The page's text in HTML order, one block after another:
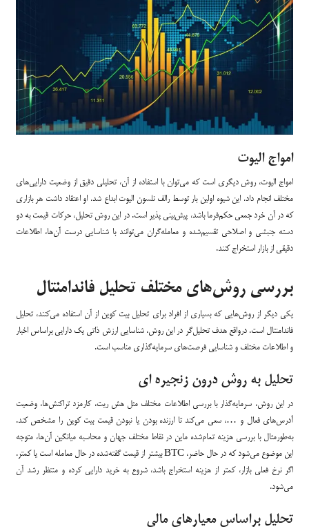
امواج الیوت
امواج الیوت، روش دیگری است که می‌توان با استفاده از آن، تحلیلی دقیق از وضعیت دارایی‌های
مختلف انجام داد. این شیوه اولین بار توسط رالف نلسون الیوت ابداع شد. او اعتقاد داشت هر بازاری
که در آن خرد جمعی حکم‌فرما باشد، پیش‌بینی پذیر است. در این روش تحلیل، حرکات قیمت به دو
دسته جنبشی و اصلاحی تقسیم‌شده و معامله‌گران می‌توانند با شناسایی درست آن‌ها، اطلاعات
دقیقی از بازار استخراج کنند.
بررسی روش‌های مختلف تحلیل فاندامنتال
یکی دیگر از روش‌هایی که بسیاری از افراد برای تحلیل بیت کوین از آن استفاده می‌کنند، تحلیل
فاندامنتال است. درواقع هدف تحلیل‌گر در این روش، شناسایی ارزش ذاتی یک دارایی براساس اخبار
و اطلاعات مختلف و شناسایی فرصت‌های سرمایه‌گذاری مناسب است.
تحلیل به روش درون زنجیره ای
در این روش، سرمایه‌گذار با بررسی اطلاعات مختلف مثل هش ریت، کارمزد تراکنش‌ها، وضعیت
آدرس‌های فعال و …، سعی می‌کند تا ارزنده بودن یا نبودن قیمت بیت کوین را مشخص کند.
به‌طور‌مثال با بررسی هزینه تمام‌شده ماین در نقاط مختلف جهان و محاسبه میانگین آن‌ها، متوجه
این موضوع می‌شود که در حال حاضر، BTC بیشتر از قیمت گفته‌شده در حال معامله است یا کمتر.
اگر نرخ فعلی بازار، کمتر از هزینه استخراج باشد، شروع به خرید دارایی کرده و منتظر رشد آن
می‌شود.
تحلیل براساس معیارهای مالی